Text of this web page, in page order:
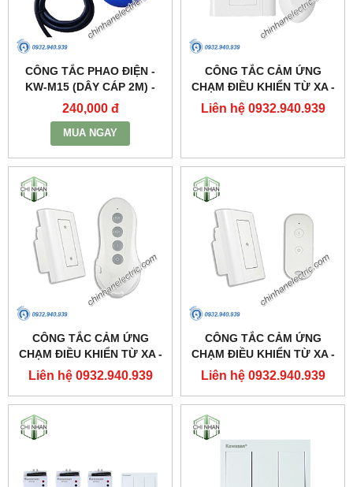
CÔNG TẮC PHAO ĐIỆN -
KW-M15 (DÂY CÁP 2M) -
KAWASAN
240,000 đ
MUA NGAY
CÔNG TẮC CẢM ỨNG
CHẠM ĐIỀU KHIỂN TỪ XA -
DK3S(3 KÊNH) - KAWASAN
Liên hệ 0932.940.939
CÔNG TẮC CẢM ỨNG
CHẠM ĐIỀU KHIỂN TỪ XA -
DK2S(2 KÊNH) - KAWASAN
Liên hệ 0932.940.939
CÔNG TẮC CẢM ỨNG
CHẠM ĐIỀU KHIỂN TỪ XA -
DK1S(1 KÊNH) - KAWASAN
Liên hệ 0932.940.939